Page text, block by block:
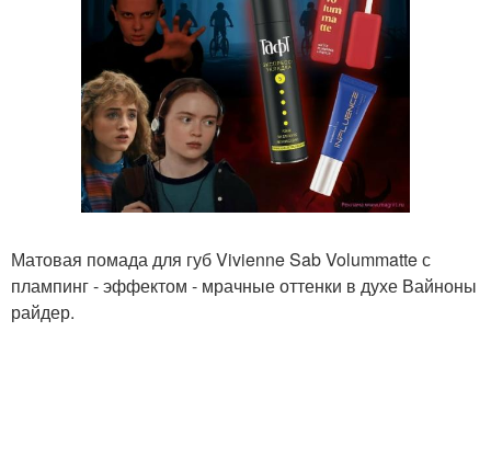
Матовая помада для губ Vivienne Sab Volummatte с
плампинг - эффектом - мрачные оттенки в духе Вайноны
райдер.